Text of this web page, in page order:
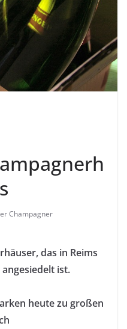
Champagner
, das in Reims
ist.
heute zu großen